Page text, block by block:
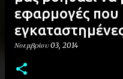
εφαρμογές που
Νοεμβρίου 03, 2014